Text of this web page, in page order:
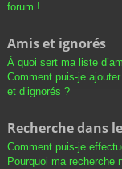
forum !
Amis et ignorés
À quoi sert ma liste
Comment puis-je
et d’ignorés ?
Recherche dans
Comment puis-je
Pourquoi ma recherche